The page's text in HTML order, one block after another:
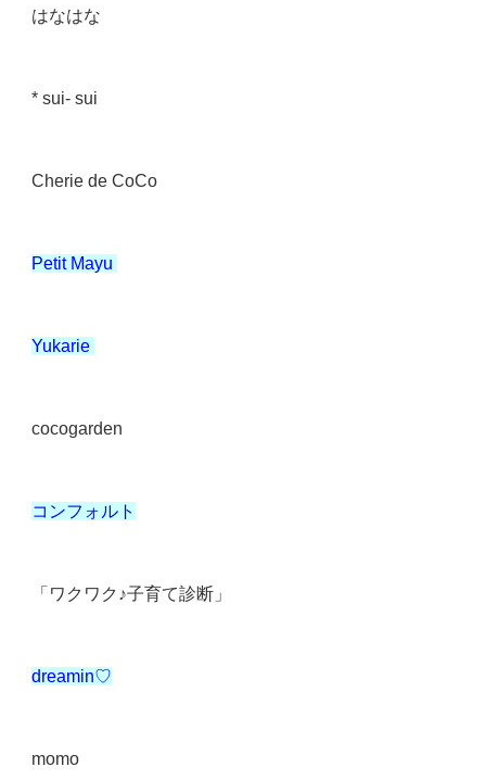
はなはな
* sui- sui
Cherie de CoCo
Petit Mayu
Yukarie
cocogarden
コンフォルト
「ワクワク♪子育て診断」
dreamin♡
momo